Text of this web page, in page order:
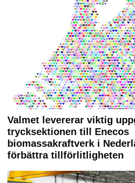
Valmet levererar viktig
trycksektionen till Enecos
biomassakraftverk i
förbättra tillförlitligheten